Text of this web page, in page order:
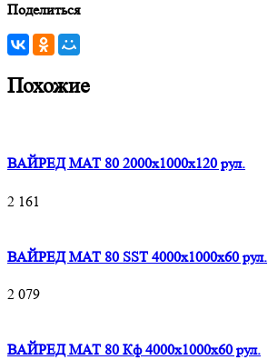
Поделиться
Похожие
ВАЙРЕД МАТ 80 2000x1000x120 рул.
2 161
ВАЙРЕД МАТ 80 SST 4000x1000x60 рул.
2 079
ВАЙРЕД МАТ 80 Кф 4000x1000x60 рул.